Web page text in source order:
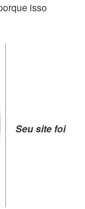
isso
Seu site foi